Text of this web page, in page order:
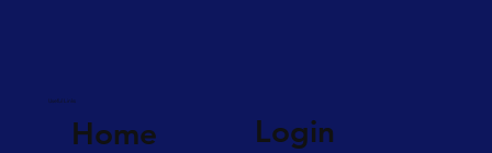
Useful Links
Home
Login